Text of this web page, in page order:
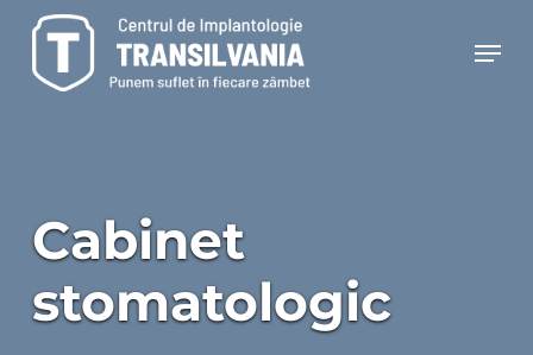
Skip
main
Cabinet
stomatologic